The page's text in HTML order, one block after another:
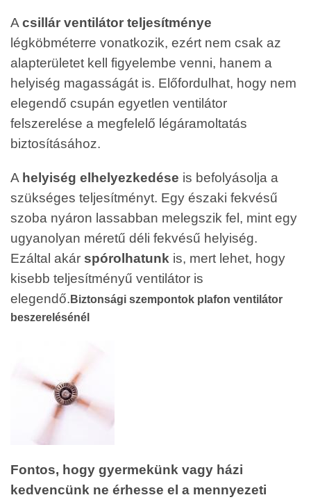
A csillár ventilátor teljesítménye
légköbméterre vonatkozik, ezért nem csak az
alapterületet kell figyelembe venni, hanem a
helyiség magasságát is. Előfordulhat, hogy nem
elegendő csupán egyetlen ventilátor
felszerelése a megfelelő légáramoltatás
biztosításához.
A helyiség elhelyezkedése is befolyásolja a
szükséges teljesítményt. Egy északi fekvésű
szoba nyáron lassabban melegszik fel, mint egy
ugyanolyan méretű déli fekvésű helyiség.
Ezáltal akár spórolhatunk is, mert lehet, hogy
kisebb teljesítményű ventilátor is
elegendő. Biztonsági szempontok plafon ventilátor
beszerelésénél
Fontos, hogy gyermekünk vagy házi
kedvencünk ne érhesse el a mennyezeti